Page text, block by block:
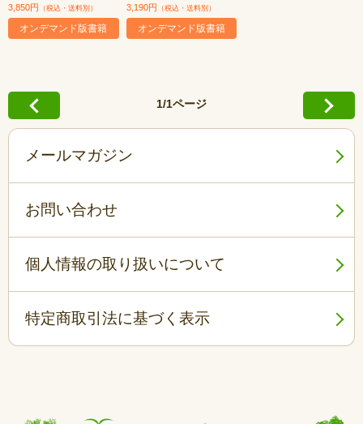
3,850円 （税込・送料別）
オンデマンド版書籍
3,190円 （税込・送料別）
オンデマンド版書籍
1/1ページ
メールマガジン
お問い合わせ
個人情報の取り扱いについて
特定商取引法に基づく表示